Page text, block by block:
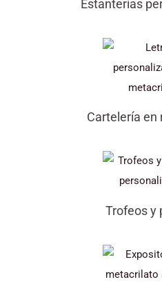
Estanterías
Cartelería
Trofeos y